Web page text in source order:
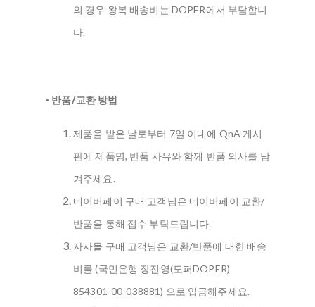
의 경우 왕복 배송비는 DOPER에서 부담합니
다.
- 반품/교환 방법
제품을 받은 날로부터 7일 이내에 QnA 게시
판에 제품명, 반품 사유와 함께 반품 의사를 남
겨주세요.
네이버페이 구매 고객님은 네이버페이 교환/
반품을 통해 접수 부탁드립니다.
자사몰 구매 고객님은 교환/반품에 대한 배송
비를 (국민은행 장진영(도퍼DOPER)
854301-00-038881) 으로 입금해주세요.